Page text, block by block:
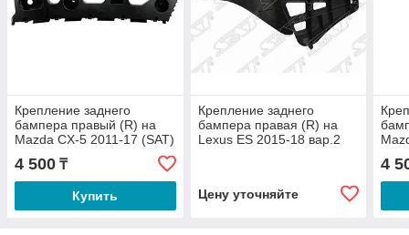
Крепление заднего
бампера правый (R) на
Mazda CX-5 2011-17 (SAT)
4 500 ₸
Купить
Крепление заднего
бампера правая (R) на
Lexus ES 2015-18 вар.2
Цену уточняйте
4